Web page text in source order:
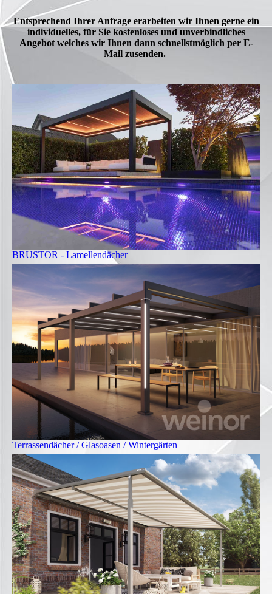
Entsprechend Ihrer Anfrage erarbeiten wir Ihnen gerne ein
individuelles, für Sie kostenloses und unverbindliches
Angebot welches wir Ihnen dann schnellstmöglich per E-
Mail zusenden.
BRUSTOR - Lamellendächer
Terrassendächer / Glasoasen / Wintergärten